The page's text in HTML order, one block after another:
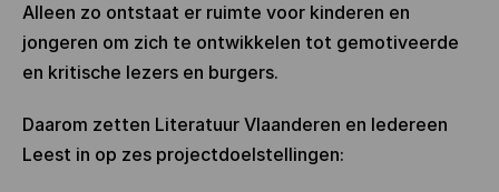
Alleen zo ontstaat er ruimte voor kinderen en
jongeren om zich te ontwikkelen tot gemotiveerde
en kritische lezers en burgers.
Daarom zetten Literatuur Vlaanderen en Iedereen
Leest in op zes projectdoelstellingen: